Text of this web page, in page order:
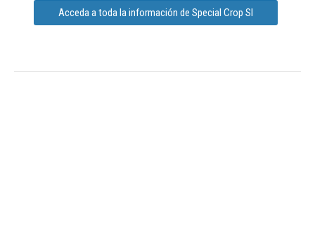
Acceda a toda la información de Special Crop Sl